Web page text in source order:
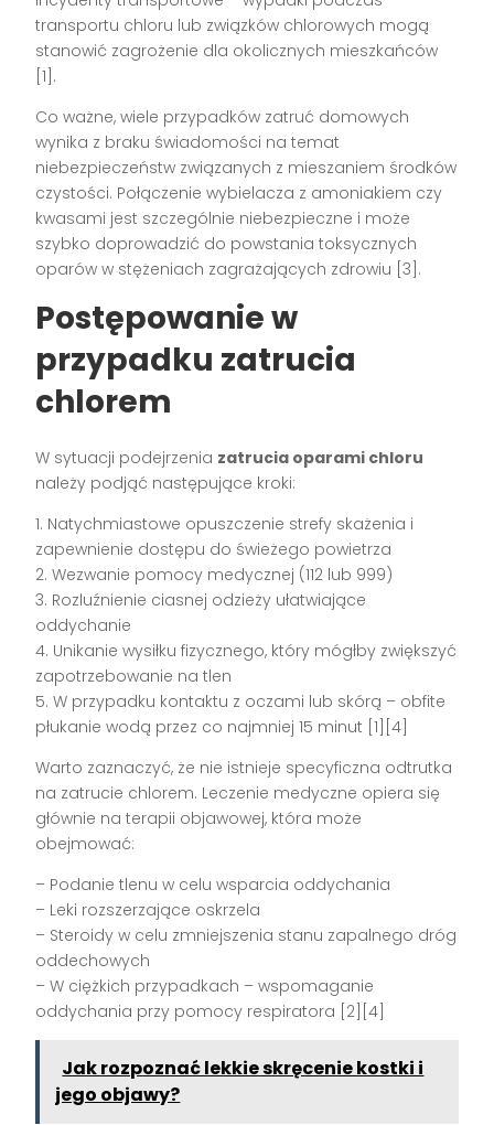
transportu chloru lub związków chlorowych mogą
stanowić zagrożenie dla okolicznych mieszkańców
[1].
Co ważne, wiele przypadków zatruć domowych
wynika z braku świadomości na temat
niebezpieczeństw związanych z mieszaniem środków
czystości. Połączenie wybielacza z amoniakiem czy
kwasami jest szczególnie niebezpieczne i może
szybko doprowadzić do powstania toksycznych
oparów w stężeniach zagrażających zdrowiu [3].
Postępowanie w
przypadku zatrucia
chlorem
W sytuacji podejrzenia zatrucia oparami chloru
należy podjąć następujące kroki:
1. Natychmiastowe opuszczenie strefy skażenia i
zapewnienie dostępu do świeżego powietrza
2. Wezwanie pomocy medycznej (112 lub 999)
3. Rozluźnienie ciasnej odzieży ułatwiające
oddychanie
4. Unikanie wysiłku fizycznego, który mógłby zwiększyć
zapotrzebowanie na tlen
5. W przypadku kontaktu z oczami lub skórą – obfite
płukanie wodą przez co najmniej 15 minut [1][4]
Warto zaznaczyć, że nie istnieje specyficzna odtrutka
na zatrucie chlorem. Leczenie medyczne opiera się
głównie na terapii objawowej, która może
obejmować:
– Podanie tlenu w celu wsparcia oddychania
– Leki rozszerzające oskrzela
– Steroidy w celu zmniejszenia stanu zapalnego dróg
oddechowych
– W ciężkich przypadkach – wspomaganie
oddychania przy pomocy respiratora [2][4]
Jak rozpoznać lekkie skręcenie kostki i
jego objawy?